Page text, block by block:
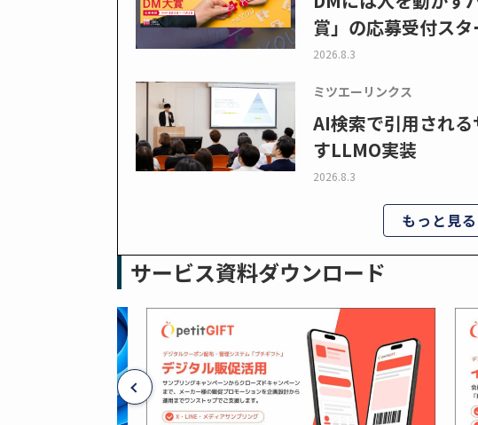
賞」の応募受付スタ
2026.8.3
ミツエーリンクス
AI検索で引用され
すLLMO実装
2026.8.3
もっと見る
サービス資料ダウンロード